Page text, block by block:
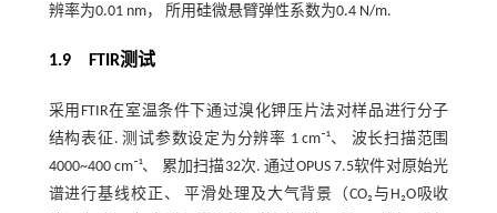
辨率为0.01 nm， 所用硅微悬臂弹性系数为0.4 N/m.
1.9 FTIR测试
采用FTIR在室温条件下通过溴化钾压片法对样品进行分子
结构表征. 测试参数设定为分辨率 1 cm⁻¹、 波长扫描范围
4000~400 cm⁻¹、 累加扫描32次. 通过OPUS 7.5软件对原始光
谱进行基线校正、 平滑处理及大气背景（CO₂与H₂O吸收